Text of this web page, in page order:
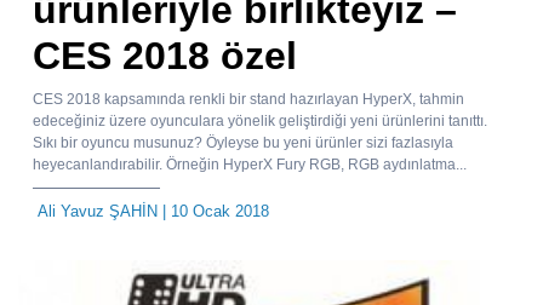
ürünleriyle birlikteyiz –
CES 2018 özel
CES 2018 kapsamında renkli bir stand hazırlayan HyperX, tahmin
edeceğiniz üzere oyunculara yönelik geliştirdiği yeni ürünlerini tanıttı.
Sıkı bir oyuncu musunuz? Öyleyse bu yeni ürünler sizi fazlasıyla
heyecanlandırabilir. Örneğin HyperX Fury RGB, RGB aydınlatma...
Ali Yavuz ŞAHİN | 10 Ocak 2018